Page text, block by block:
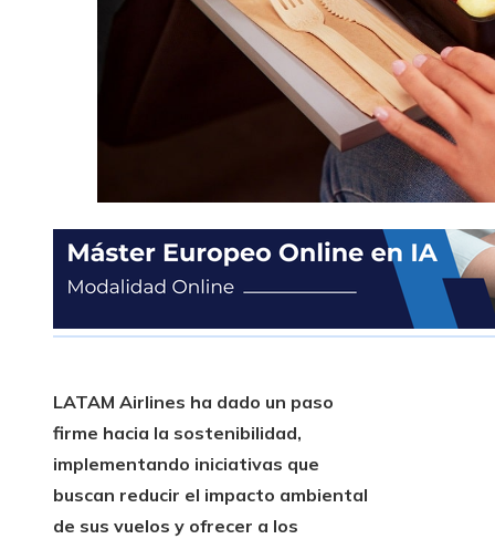
LATAM Airlines ha dado un paso
firme hacia la sostenibilidad,
implementando iniciativas que
buscan reducir el impacto ambiental
de sus vuelos y ofrecer a los